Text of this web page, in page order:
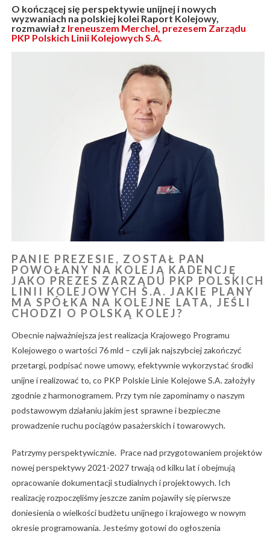
O kończącej się perspektywie unijnej i nowych
wyzwaniach na polskiej kolei Raport Kolejowy,
rozmawiał z Ireneuszem Merchel, prezesem Zarządu
PKP Polskich Linii Kolejowych S.A.
PANIE PREZESIE, ZOSTAŁ PAN
POWOŁANY NA KOLEJĄ KADENCJĘ
JAKO PREZES ZARZĄDU PKP POLSKICH
LINII KOLEJOWYCH S.A. JAKIE PLANY
MA SPÓŁKA NA KOLEJNE LATA, JEŚLI
CHODZI O POLSKĄ KOLEJ?
Obecnie najważniejsza jest realizacja Krajowego Programu
Kolejowego o wartości 76 mld – czyli jak najszybciej zakończyć
przetargi, podpisać nowe umowy, efektywnie wykorzystać środki
unijne i realizować to, co PKP Polskie Linie Kolejowe S.A. założyły
zgodnie z harmonogramem. Przy tym nie zapominamy o naszym
podstawowym działaniu jakim jest sprawne i bezpieczne
prowadzenie ruchu pociągów pasażerskich i towarowych.
Patrzymy perspektywicznie. Prace nad przygotowaniem projektów
nowej perspektywy 2021-2027 trwają od kilku lat i obejmują
opracowanie dokumentacji studialnych i projektowych. Ich
realizację rozpoczęliśmy jeszcze zanim pojawiły się pierwsze
doniesienia o wielkości budżetu unijnego i krajowego w nowym
okresie programowania. Jesteśmy gotowi do ogłoszenia